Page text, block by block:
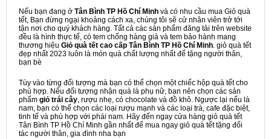
Nếu bạn đang ở Tân Bình TP Hồ Chí Minh và có nhu cầu mua Giỏ quà
tết, Bạn đừng ngại khoảng cách xa, chúng tôi sẽ cử nhân viên trở tới
tận nơi cho quý khách hàng. Tất cả các sản phẩm đăng tải trên website
đều là hình thực tế, có tem chống hàng giả và tem bảo hành mang
thương hiệu Giỏ quà tết cao cấp Tân Bình TP Hồ Chí Minh. giỏ quà tết
đẹp nhất 2023 luôn là món quà chất lượng nhất để tặng người thân,
bạn bè
Tùy vào từng đối tượng mà bạn có thể chọn một chiếc hộp quà tết cho
phù hợp. Nếu đối tượng nhận quà là phụ nữ, bạn nên chọn các sản
phẩm giỏ trái cây, rượu nhẹ, có chocolate và đồ khô. Ngược lại nếu là
nam, bạn có thể chọn các loại rượu mạnh và các loại trà, cafe đặc biệt,
tinh tế và phù hợp với phái nam. Hãy đến ngay cửa hàng giỏ quà tết
Tân Bình TP Hồ Chí Minh gần nhất để mua ngay giỏ quà tết tặng đối
tác người thân, gia đình nha bạn